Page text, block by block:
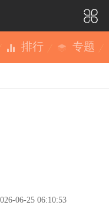
排行 专题
06-25 06:10:53